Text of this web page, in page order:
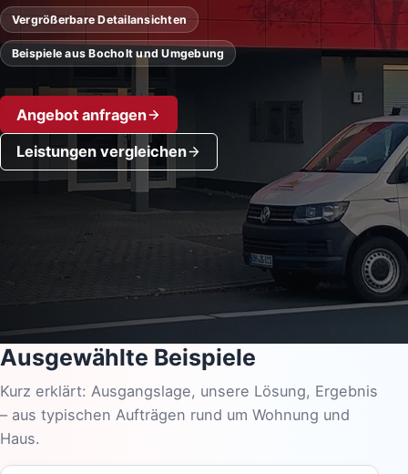
Vergrößerbare Detailansichten
Beispiele aus Bocholt und Umgebung
Angebot anfragen
Leistungen vergleichen
Ausgewählte Beispiele
Kurz erklärt: Ausgangslage, unsere Lösung, Ergebnis
– aus typischen Aufträgen rund um Wohnung und
Haus.